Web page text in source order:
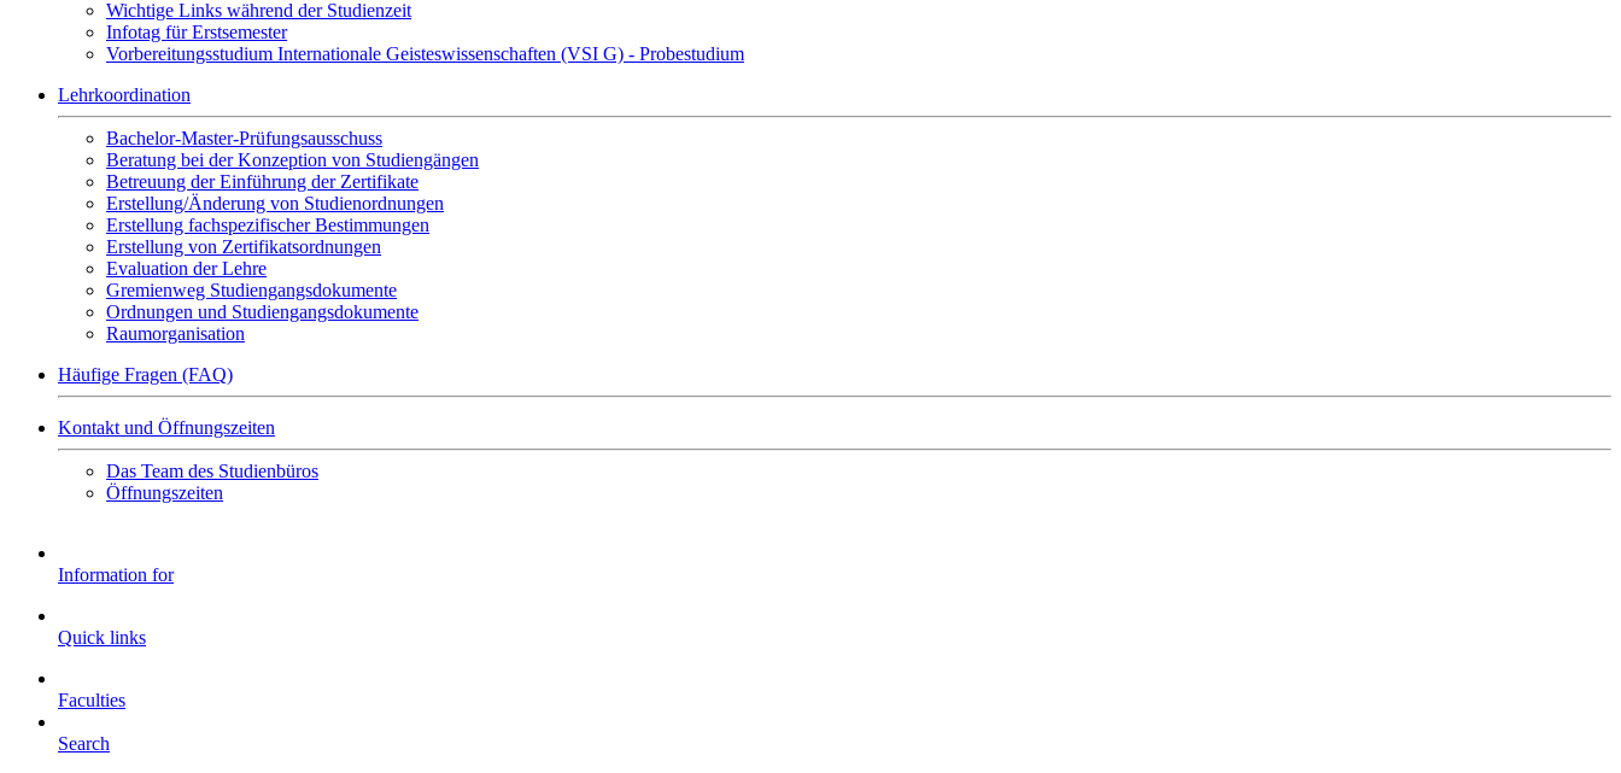
Wichtige Links während der Studienzeit
Infotag für Erstsemester
Vorbereitungsstudium Internationale Geisteswissenschaften (VSI G) - Probestudium
Lehrkoordination
Bachelor-Master-Prüfungsausschuss
Beratung bei der Konzeption von Studiengängen
Betreuung der Einführung der Zertifikate
Erstellung/Änderung von Studienordnungen
Erstellung fachspezifischer Bestimmungen
Erstellung von Zertifikatsordnungen
Evaluation der Lehre
Gremienweg Studiengangsdokumente
Ordnungen und Studiengangsdokumente
Raumorganisation
Häufige Fragen (FAQ)
Kontakt und Öffnungszeiten
Das Team des Studienbüros
Öffnungszeiten
Information for
Quick links
Faculties
Search